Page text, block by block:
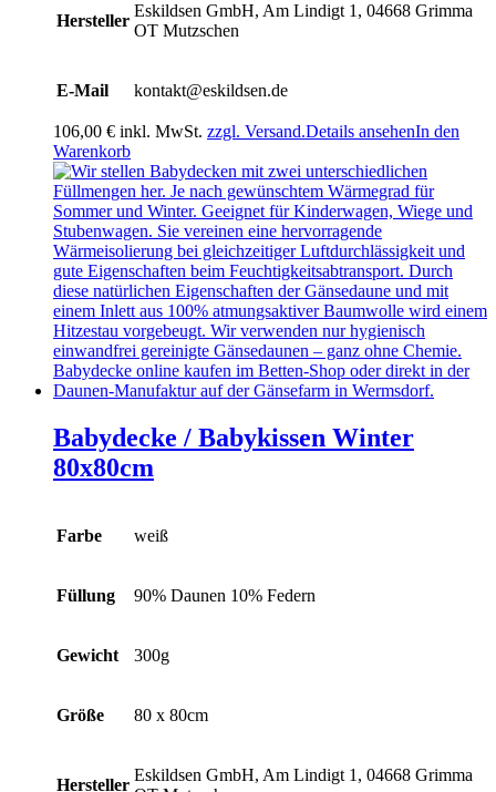
Hersteller
Eskildsen GmbH, Am Lindigt 1, 04668 Grimma
OT Mutzschen
E-Mail kontakt@eskildsen.de
106,00 € inkl. MwSt. zzgl. Versand.Details ansehenIn den
Warenkorb
Babydecke / Babykissen Winter
80x80cm
Farbe weiß
Füllung 90% Daunen 10% Federn
Gewicht 300g
Größe 80 x 80cm
Hersteller
Eskildsen GmbH, Am Lindigt 1, 04668 Grimma